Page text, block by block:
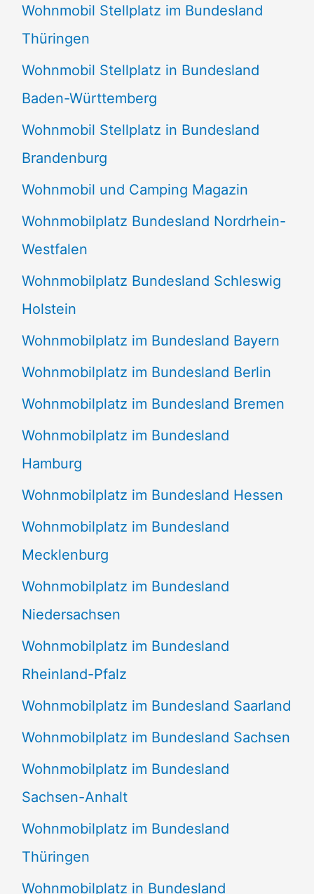
Wohnmobil Stellplatz im Bundesland
Thüringen
Wohnmobil Stellplatz in Bundesland
Baden-Württemberg
Wohnmobil Stellplatz in Bundesland
Brandenburg
Wohnmobil und Camping Magazin
Wohnmobilplatz Bundesland Nordrhein-
Westfalen
Wohnmobilplatz Bundesland Schleswig
Holstein
Wohnmobilplatz im Bundesland Bayern
Wohnmobilplatz im Bundesland Berlin
Wohnmobilplatz im Bundesland Bremen
Wohnmobilplatz im Bundesland
Hamburg
Wohnmobilplatz im Bundesland Hessen
Wohnmobilplatz im Bundesland
Mecklenburg
Wohnmobilplatz im Bundesland
Niedersachsen
Wohnmobilplatz im Bundesland
Rheinland-Pfalz
Wohnmobilplatz im Bundesland Saarland
Wohnmobilplatz im Bundesland Sachsen
Wohnmobilplatz im Bundesland
Sachsen-Anhalt
Wohnmobilplatz im Bundesland
Thüringen
Wohnmobilplatz in Bundesland